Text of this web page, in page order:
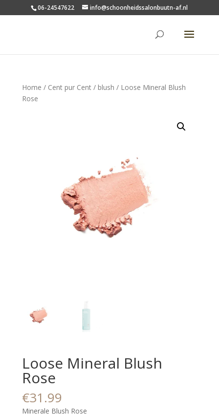
06-24547622 info@schoonheidssalonbuutn-af.nl
Home / Cent pur Cent/ blush / Loose Mineral Blush
Rose
Loose Mineral Blush
Rose
€31.99
Minerale Blush Rose